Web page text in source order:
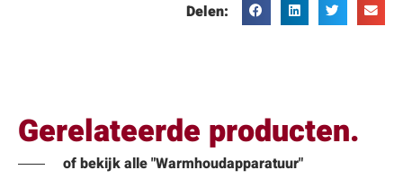
Delen:
Gerelateerde producten.
of bekijk alle "Warmhoudapparatuur"